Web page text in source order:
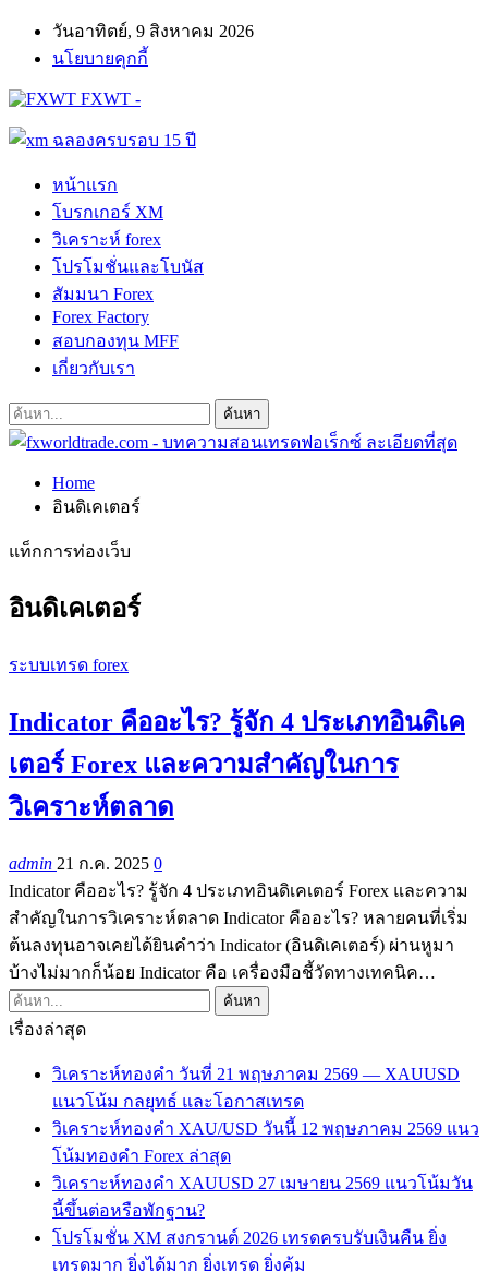
วันอาทิตย์, 9 สิงหาคม 2026
นโยบายคุกกี้
FXWT -
หน้าแรก
โบรกเกอร์ XM
วิเคราะห์ forex
โปรโมชั่นและโบนัส
สัมมนา Forex
Forex Factory
สอบกองทุน MFF
เกี่ยวกับเรา
Home
อินดิเคเตอร์
แท็กการท่องเว็บ
อินดิเคเตอร์
ระบบเทรด forex
Indicator คืออะไร? รู้จัก 4 ประเภทอินดิเค
เตอร์ Forex และความสำคัญในการ
วิเคราะห์ตลาด
admin 21 ก.ค. 2025 0
Indicator คืออะไร? รู้จัก 4 ประเภทอินดิเคเตอร์ Forex และความ
สำคัญในการวิเคราะห์ตลาด Indicator คืออะไร? หลายคนที่เริ่ม
ต้นลงทุนอาจเคยได้ยินคำว่า Indicator (อินดิเคเตอร์) ผ่านหูมา
บ้างไม่มากก็น้อย Indicator คือ เครื่องมือชี้วัดทางเทคนิค…
เรื่องล่าสุด
วิเคราะห์ทองคำ วันที่ 21 พฤษภาคม 2569 — XAUUSD
แนวโน้ม กลยุทธ์ และโอกาสเทรด
วิเคราะห์ทองคำ XAU/USD วันนี้ 12 พฤษภาคม 2569 แนว
โน้มทองคำ Forex ล่าสุด
วิเคราะห์ทองคำ XAUUSD 27 เมษายน 2569 แนวโน้มวัน
นี้ขึ้นต่อหรือพักฐาน?
โปรโมชั่น XM สงกรานต์ 2026 เทรดครบรับเงินคืน ยิ่ง
เทรดมาก ยิ่งได้มาก ยิ่งเทรด ยิ่งคุ้ม